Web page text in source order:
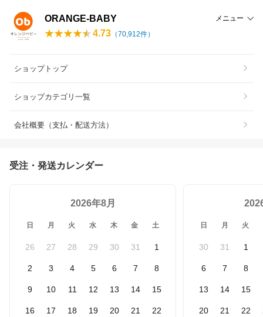
ORANGE-BABY メニュー
4.73 （70,912件）
ショップトップ
ショップカテゴリ一覧
会社概要（支払・配送方法）
受注・発送カレンダー
2026年8月
日 月 火 水 木 金 土
26 27 28 29 30 31 1
2 3 4 5 6 7 8
9 10 11 12 13 14 15
16 17 18 19 20 21 22
日 月 火
30 31 1
6 7 8
13 14 15
20 21 22